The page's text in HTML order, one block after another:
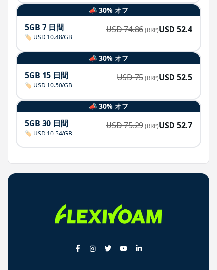
📣 30% オフ
5GB 7 日間
🏷️ USD 10.48/GB
USD74.86(RRP)USD 52.4
📣 30% オフ
5GB 15 日間
🏷️ USD 10.50/GB
USD75(RRP)USD 52.5
📣 30% オフ
5GB 30 日間
🏷️ USD 10.54/GB
USD75.29(RRP)USD 52.7